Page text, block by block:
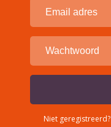
Niet geregistreerd?